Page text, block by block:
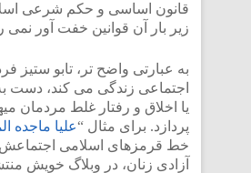
قانون اساسی و حکم شرعی
زیر بار آن قوانین خفت آور نمی
به عبارتی واضح تر، تابو
اجتماعی زندگی می کند، دست به
یا اخلاق و رفتار غلط مردمان
پردازد. برای مثال “علیا ماجده
خط قرمزهای اسلامی
آزادی زنان، در وبلاگ خویش